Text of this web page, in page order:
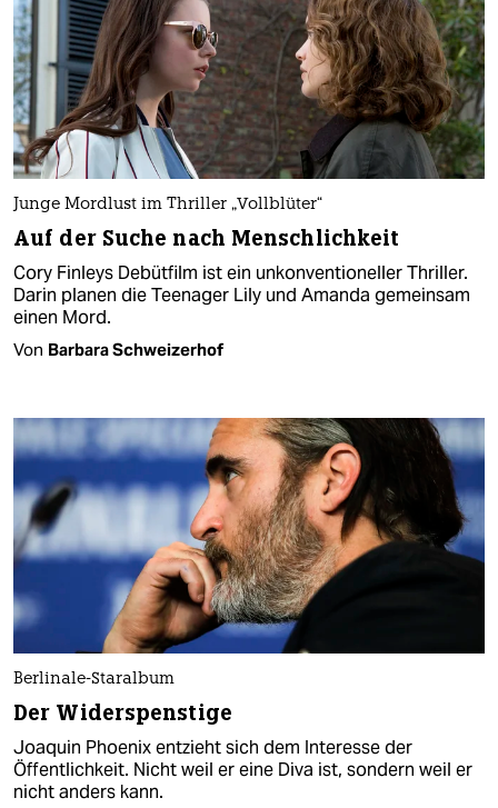
Junge Mordlust im Thriller „Vollblüter“
Auf der Suche nach Menschlichkeit
Cory Finleys Debütfilm ist ein unkonventioneller Thriller.
Darin planen die Teenager Lily und Amanda gemeinsam
einen Mord.
Von Barbara Schweizerhof
Berlinale-Staralbum
Der Widerspenstige
Joaquin Phoenix entzieht sich dem Interesse der
Öffentlichkeit. Nicht weil er eine Diva ist, sondern weil er
nicht anders kann.